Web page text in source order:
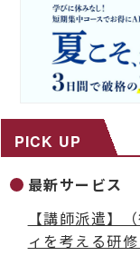
PICK UP
最新サービス
【講師派遣】
ィを考える研修